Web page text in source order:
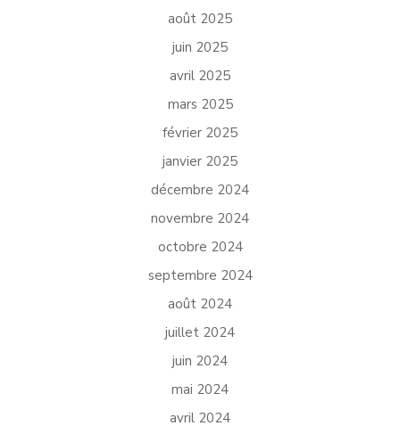
août 2025
juin 2025
avril 2025
mars 2025
février 2025
janvier 2025
décembre 2024
novembre 2024
octobre 2024
septembre 2024
août 2024
juillet 2024
juin 2024
mai 2024
avril 2024